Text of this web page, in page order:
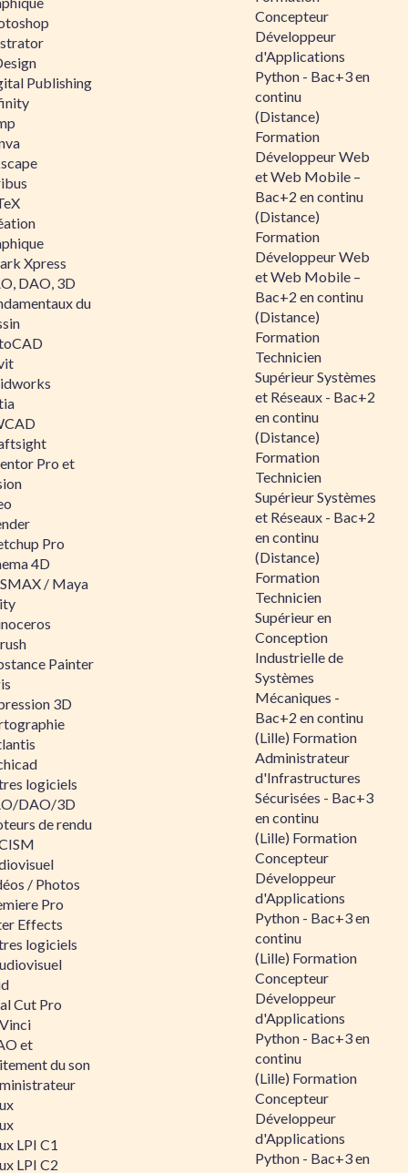
Publishing
Xpress
DAO, 3D
du
Pro et
Pro
4D
/ Maya
Painter
3D
logiciels
DAO/3D
de rendu
/ Photos
Pro
Effects
logiciels
Cut Pro
et
du son
LPI C1
LPI C2
Concepteur
Développeur
d'Applications
Python - Bac+3 en
continu
(Distance)
Formation
Développeur Web
et Web Mobile –
Bac+2 en continu
(Distance)
Formation
Développeur Web
et Web Mobile –
Bac+2 en continu
(Distance)
Formation
Technicien
Supérieur Systèmes
et Réseaux - Bac+2
en continu
(Distance)
Formation
Technicien
Supérieur Systèmes
et Réseaux - Bac+2
en continu
(Distance)
Formation
Technicien
Supérieur en
Conception
Industrielle de
Systèmes
Mécaniques -
Bac+2 en continu
(Lille) Formation
Administrateur
d'Infrastructures
Sécurisées - Bac+3
en continu
(Lille) Formation
Concepteur
Développeur
d'Applications
Python - Bac+3 en
continu
(Lille) Formation
Concepteur
Développeur
d'Applications
Python - Bac+3 en
continu
(Lille) Formation
Concepteur
Développeur
d'Applications
Python - Bac+3 en